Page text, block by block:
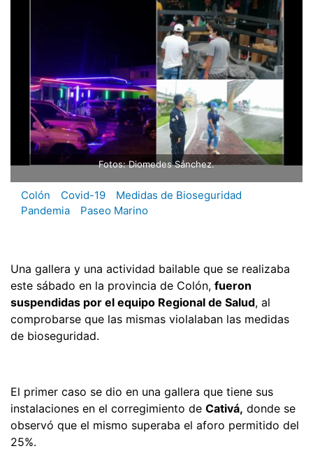
Fotos: Diomedes Sánchez.
Colón Covid-19
Medidas de Bioseguridad
Pandemia
Paseo Marino
Una gallera y una actividad bailable que se realizaba
este sábado en la provincia de Colón, fueron
suspendidas por el equipo Regional de Salud, al
comprobarse que las mismas violalaban las medidas
de bioseguridad.
El primer caso se dio en una gallera que tiene sus
instalaciones en el corregimiento de Cativá, donde se
observó que el mismo superaba el aforo permitido del
25%.